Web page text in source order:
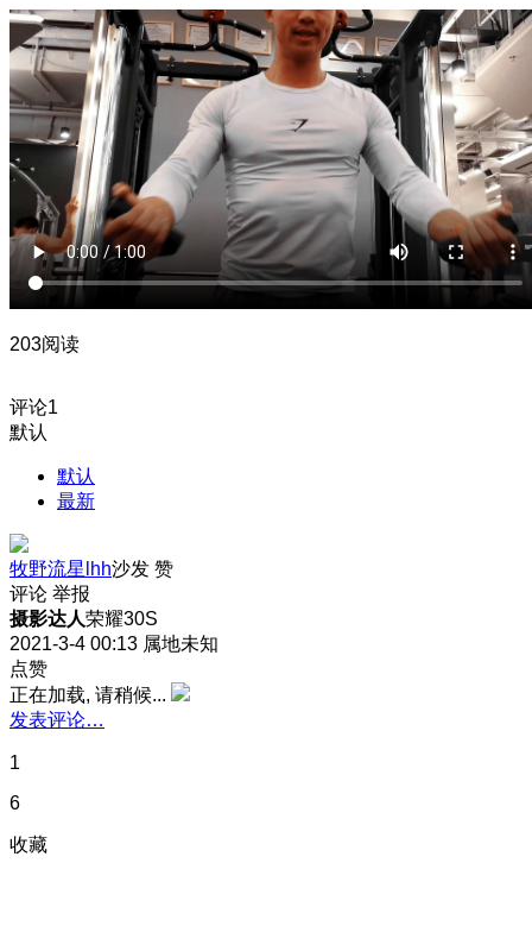
203阅读
评论1
默认
默认
最新
牧野流星lhh沙发 赞
评论 举报
摄影达人荣耀30S
2021-3-4 00:13 属地未知
点赞
正在加载, 请稍候...
发表评论…
1
6
收藏